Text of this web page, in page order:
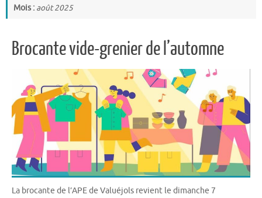
Mois : août 2025
Brocante vide-grenier de l’automne
La brocante de l’APE de Valuéjols revient le dimanche 7